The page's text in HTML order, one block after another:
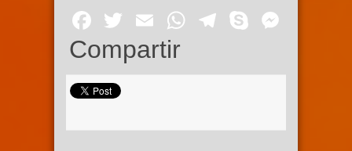
Facebook
Twitter
EmailWhatsApp
Telegram
Skype
Compartir